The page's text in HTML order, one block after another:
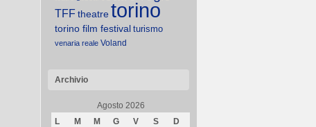
TFFtheatretorino
torino film festival turismo
venaria reale Voland
Archivio
Agosto 2026
L
M M G V S
D